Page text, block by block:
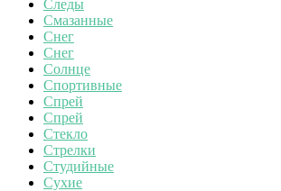
Следы
Смазанные
Снег
Снег
Солнце
Спортивные
Спрей
Спрей
Стекло
Стрелки
Студийные
Сухие